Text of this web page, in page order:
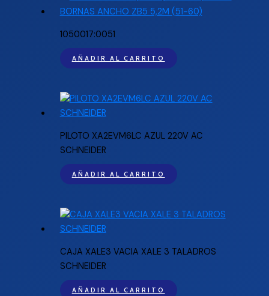
1050017:0051
AÑADIR AL CARRITO
PILOTO XA2EVM6LC AZUL 220V AC
SCHNEIDER
AÑADIR AL CARRITO
CAJA XALE3 VACIA XALE 3 TALADROS
SCHNEIDER
AÑADIR AL CARRITO